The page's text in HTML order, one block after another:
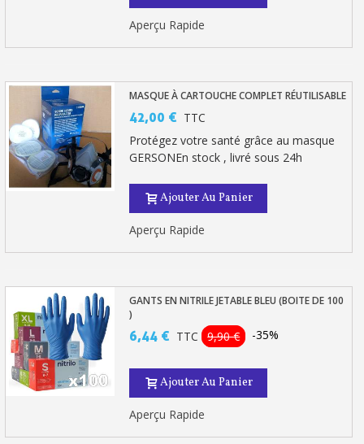
Aperçu Rapide
MASQUE À CARTOUCHE COMPLET RÉUTILISABLE
42,00 € TTC
Protégez votre santé grâce au masque
GERSONEn stock , livré sous 24h
Ajouter Au Panier
Aperçu Rapide
GANTS EN NITRILE JETABLE BLEU (BOITE DE 100
)
6,44 € TTC 9,90 € -35%
Ajouter Au Panier
Aperçu Rapide